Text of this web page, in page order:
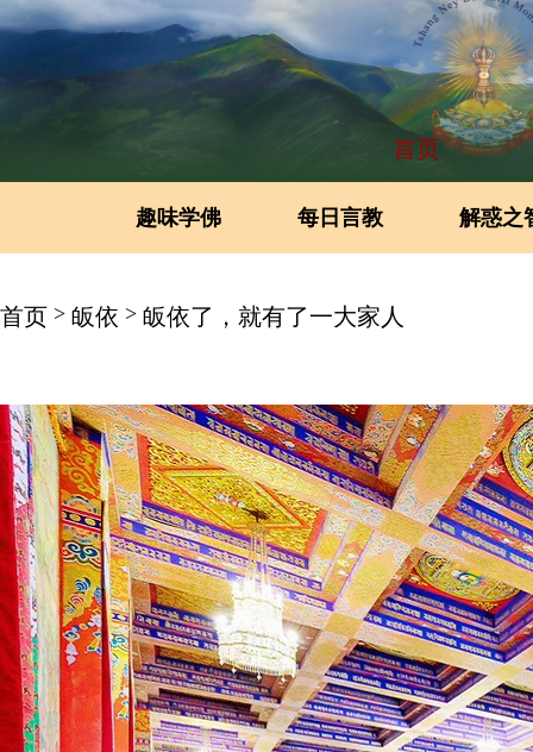
首页
趣味学佛 每日言教 解惑之
首页 > 皈依 > 皈依了，就有了一大家人